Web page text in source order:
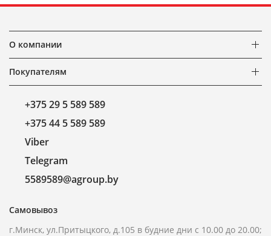
О компании
Покупателям
+375 29 5 589 589
+375 44 5 589 589
Viber
Telegram
5589589@agroup.by
Самовывоз
г.Минск, ул.Притыцкого, д.105 в будние дни с 10.00 до 20.00;